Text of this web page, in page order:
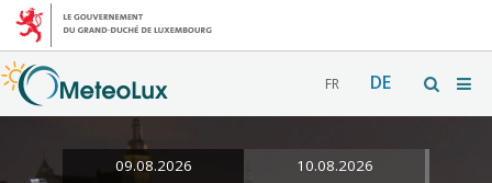
FR DE
09.08.2026 10.08.2026